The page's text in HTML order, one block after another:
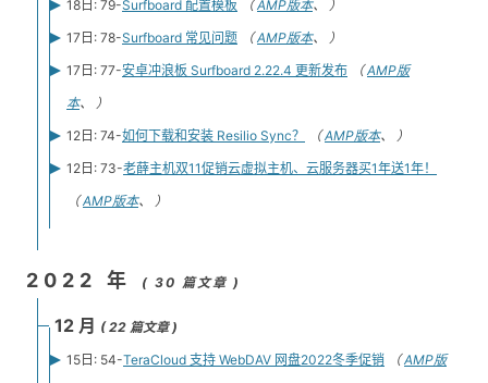
18日: 79-Surfboard 配置模板 （AMP版本、 ）
17日: 78-Surfboard 常见问题 （AMP版本、 ）
17日: 77-安卓冲浪板 Surfboard 2.22.4 更新发布 （AMP版
本、 ）
12日: 74-如何下载和安装 Resilio Sync？ （AMP版本、 ）
12日: 73-老薛主机双11促销云虚拟主机、云服务器买1年送1年！
（AMP版本、 ）
2022 年 ( 30 篇文章 )
12 月 ( 22 篇文章 )
15日: 54-TeraCloud 支持 WebDAV 网盘2022冬季促销 （AMP版